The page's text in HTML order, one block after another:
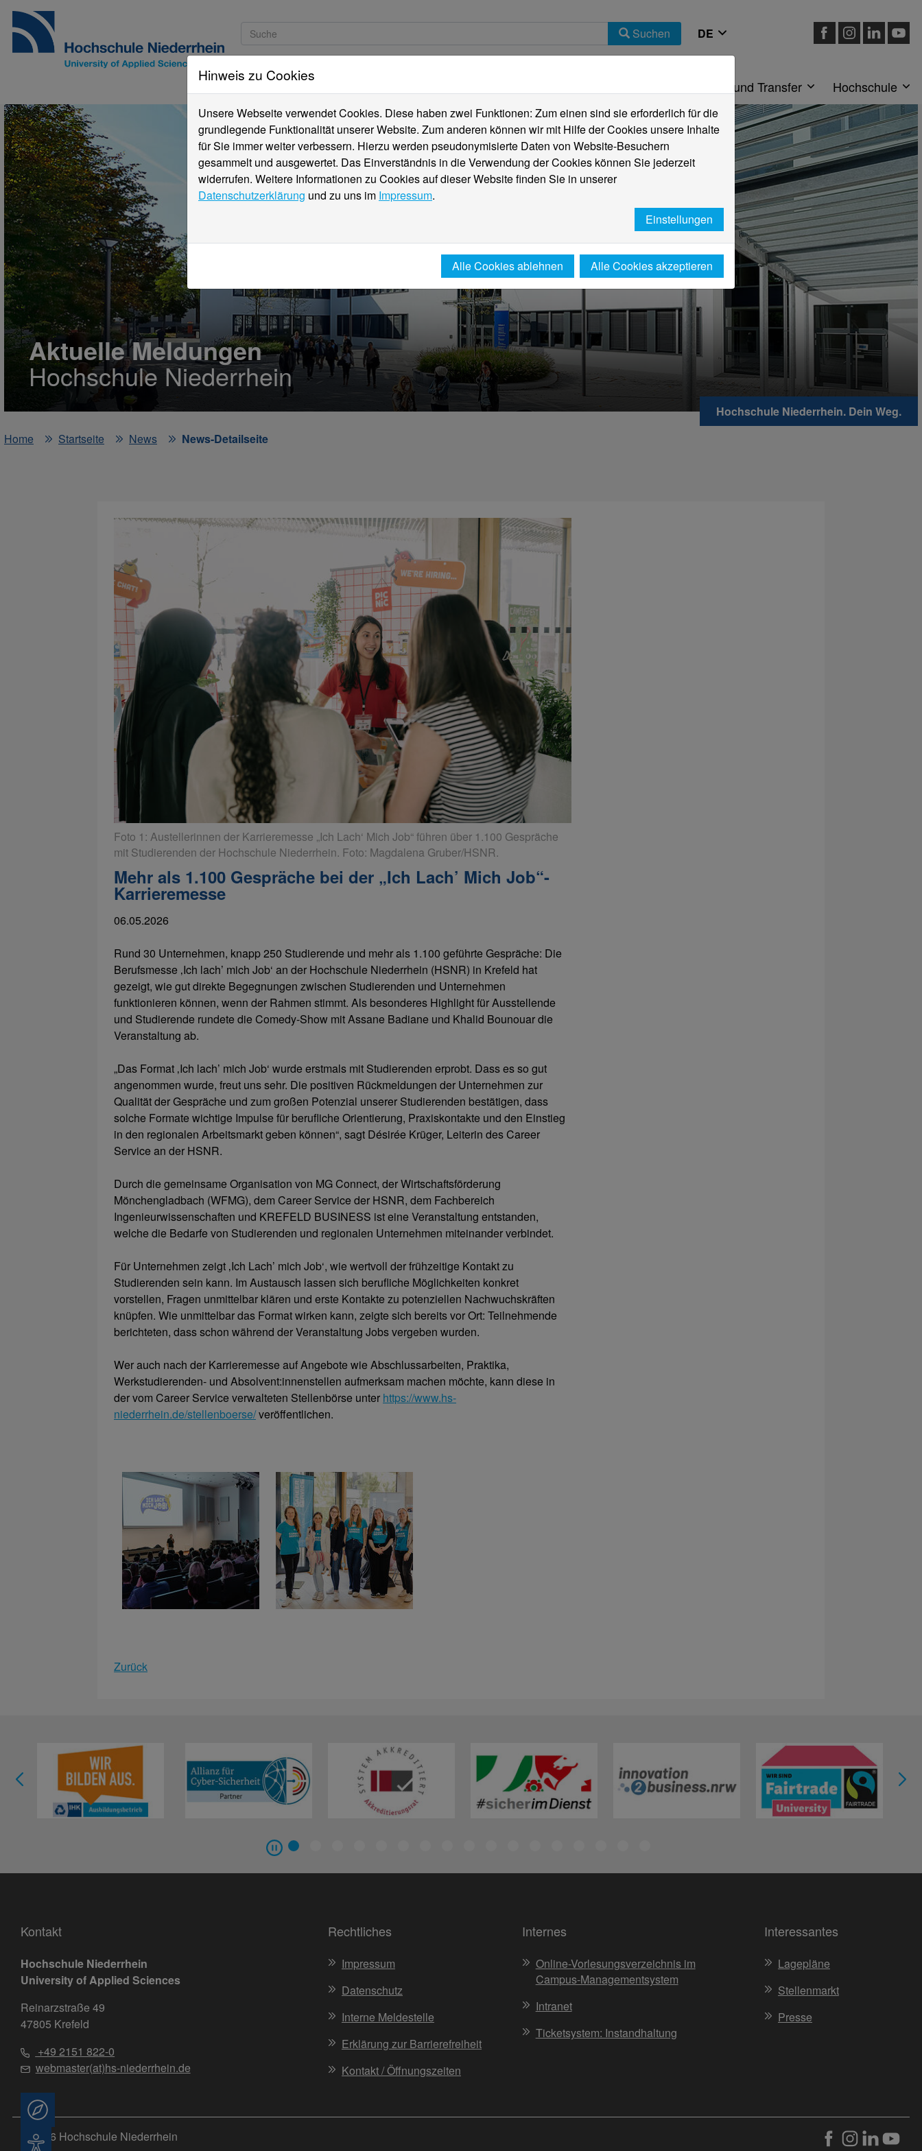
Suchen
Studieninteressierte Forschung und Transfer Hochschule
Aktuelle Meldungen
Hochschule Niederrhein
Hochschule Niederrhein. Dein Weg.
Home
Startseite News News-Detailseite
Foto 1: Austellerinnen der Karrieremesse „Ich Lach‘ Mich Job“ führen über 1.100 Gespräche
mit Studierenden der Hochschule Niederrhein. Foto: Magdalena Gruber/HSNR.
Mehr als 1.100 Gespräche bei der „Ich Lach’ Mich Job“-
Karrieremesse
06.05.2026
Rund 30 Unternehmen, knapp 250 Studierende und mehr als 1.100 geführte Gespräche: Die
Berufsmesse ‚Ich lach’ mich Job‘ an der Hochschule Niederrhein (HSNR) in Krefeld hat
gezeigt, wie gut direkte Begegnungen zwischen Studierenden und Unternehmen
funktionieren können, wenn der Rahmen stimmt. Als besonderes Highlight für Ausstellende
und Studierende rundete die Comedy-Show mit Assane Badiane und Khalid Bounouar die
Veranstaltung ab.
„Das Format ‚Ich lach’ mich Job‘ wurde erstmals mit Studierenden erprobt. Dass es so gut
angenommen wurde, freut uns sehr. Die positiven Rückmeldungen der Unternehmen zur
Qualität der Gespräche und zum großen Potenzial unserer Studierenden bestätigen, dass
solche Formate wichtige Impulse für berufliche Orientierung, Praxiskontakte und den Einstieg
in den regionalen Arbeitsmarkt geben können“, sagt Désirée Krüger, Leiterin des Career
Service an der HSNR.
Durch die gemeinsame Organisation von MG Connect, der Wirtschaftsförderung
Mönchengladbach (WFMG), dem Career Service der HSNR, dem Fachbereich
Ingenieurwissenschaften und KREFELD BUSINESS ist eine Veranstaltung entstanden,
welche die Bedarfe von Studierenden und regionalen Unternehmen miteinander verbindet.
Für Unternehmen zeigt ‚Ich Lach’ mich Job‘, wie wertvoll der frühzeitige Kontakt zu
Studierenden sein kann. Im Austausch lassen sich berufliche Möglichkeiten konkret
vorstellen, Fragen unmittelbar klären und erste Kontakte zu potenziellen Nachwuchskräften
knüpfen. Wie unmittelbar das Format wirken kann, zeigte sich bereits vor Ort: Teilnehmende
berichteten, dass schon während der Veranstaltung Jobs vergeben wurden.
Wer auch nach der Karrieremesse auf Angebote wie Abschlussarbeiten, Praktika,
Werkstudierenden- und Absolvent:innenstellen aufmerksam machen möchte, kann diese in
der vom Career Service verwalteten Stellenbörse unter https://www.hs-
niederrhein.de/stellenboerse/veröffentlichen.
Zurück
Kontakt
Hochschule Niederrhein
University of Applied Sciences
Reinarzstraße 49
47805 Krefeld
+49 2151 822-0
webmaster(at)hs-niederrhein.de
Rechtliches
Impressum
Datenschutz
Interne Meldestelle
Erklärung zur Barrierefreiheit
Kontakt / Öffnungszeiten
Internes
Online-Vorlesungsverzeichnis im
Campus-Managementsystem
Intranet
Ticketsystem: Instandhaltung
Interessantes
Lagepläne
Stellenmarkt
Presse
© 2026 Hochschule Niederrhein
Barrierefreiheit
Hinweis zu Cookies
Unsere Webseite verwendet Cookies. Diese haben zwei Funktionen: Zum einen sind sie erforderlich für die
grundlegende Funktionalität unserer Website. Zum anderen können wir mit Hilfe der Cookies unsere Inhalte
für Sie immer weiter verbessern. Hierzu werden pseudonymisierte Daten von Website-Besuchern
gesammelt und ausgewertet. Das Einverständnis in die Verwendung der Cookies können Sie jederzeit
widerrufen. Weitere Informationen zu Cookies auf dieser Website finden Sie in unserer
Datenschutzerklärung und zu uns im Impressum.
Einstellungen
Alle Cookies ablehnen Alle Cookies akzeptieren